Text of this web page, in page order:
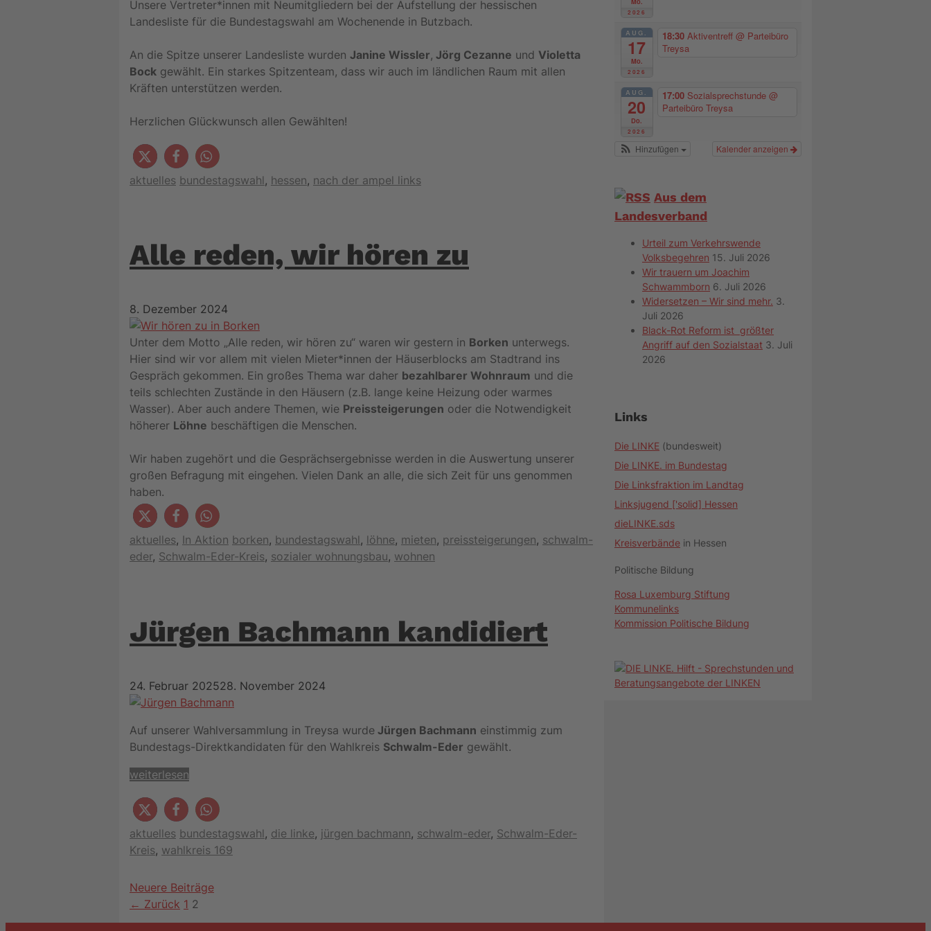
Unsere Vertreter*innen mit Neumitgliedern bei der Aufstellung der hessischen
Landesliste für die Bundestagswahl am Wochenende in Butzbach.
An die Spitze unserer Landesliste wurden Janine Wissler, Jörg Cezanne und Violetta
Bock gewählt. Ein starkes Spitzenteam, dass wir auch im ländlichen Raum mit allen
Kräften unterstützen werden.
Herzlichen Glückwunsch allen Gewählten!
Kategorien
aktuelles Schlagwörter
bundestagswahl, hessen, nach der ampel links
Alle reden, wir hören zu
8. Dezember 2024
Unter dem Motto „Alle reden, wir hören zu“ waren wir gestern in Borken unterwegs.
Hier sind wir vor allem mit vielen Mieter*innen der Häuserblocks am Stadtrand ins
Gespräch gekommen. Ein großes Thema war daher bezahlbarer Wohnraum und die
teils schlechten Zustände in den Häusern (z.B. lange keine Heizung oder warmes
Wasser). Aber auch andere Themen, wie Preissteigerungen oder die Notwendigkeit
höherer Löhne beschäftigen die Menschen.
Wir haben zugehört und die Gesprächsergebnisse werden in die Auswertung unserer
großen Befragung mit eingehen. Vielen Dank an alle, die sich Zeit für uns genommen
haben.
Kategorien
aktuelles, In Aktion Schlagwörter
borken, bundestagswahl, löhne, mieten, preissteigerungen, schwalm-
eder, Schwalm-Eder-Kreis, sozialer wohnungsbau, wohnen
Jürgen Bachmann kandidiert
24. Februar 202528. November 2024
Auf unserer Wahlversammlung in Treysa wurde Jürgen Bachmann einstimmig zum
Bundestags-Direktkandidaten für den Wahlkreis Schwalm-Eder gewählt.
weiterlesen
Kategorien
aktuelles Schlagwörter
bundestagswahl, die linke, jürgen bachmann, schwalm-eder, Schwalm-Eder-
Kreis, wahlkreis 169
Neuere Beiträge
← Zurück Seite
1 Seite
2
2026
AUG.
17
Mo.
2026
18:30 Aktiventreff @ Parteibüro
Treysa
AUG.
20
Do.
2026
17:00 Sozialsprechstunde @
Parteibüro Treysa
Kalender anzeigen
Hinzufügen
Aus dem
Landesverband
Urteil zum Verkehrswende
Volksbegehren 15. Juli 2026
Wir trauern um Joachim
Schwammborn 6. Juli 2026
Widersetzen – Wir sind mehr. 3.
Juli 2026
Black-Rot Reform ist größter
Angriff auf den Sozialstaat 3. Juli
2026
Links
Die LINKE (bundesweit)
Die LINKE. im Bundestag
Die Linksfraktion im Landtag
Linksjugend ['solid] Hessen
dieLINKE.sds
Kreisverbände in Hessen
Politische Bildung
Rosa Luxemburg Stiftung
Kommunelinks
Kommission Politische Bildung